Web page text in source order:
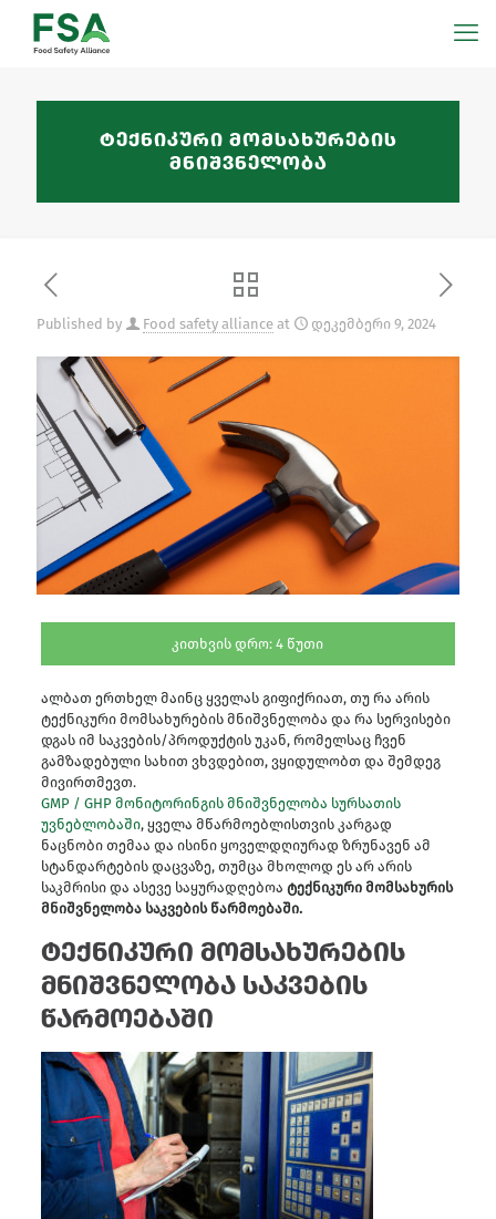
ტექნიკური მომსახურების
მნიშვნელობა
Published by Food safety alliance at დეკემბერი 9, 2024
კითხვის დრო:4 წუთი
ალბათ ერთხელ მაინც ყველას გიფიქრიათ, თუ რა არის
ტექნიკური მომსახურების მნიშვნელობა და რა სერვისები
დგას იმ საკვების/პროდუქტის უკან, რომელსაც ჩვენ
გამზადებული სახით ვხვდებით, ვყიდულობთ და შემდეგ
მივირთმევთ.
GMP / GHP მონიტორინგის მნიშვნელობა სურსათის
უვნებლობაში, ყველა მწარმოებლისთვის კარგად
ნაცნობი თემაა და ისინი ყოველდღიურად ზრუნავენ ამ
სტანდარტების დაცვაზე, თუმცა მხოლოდ ეს არ არის
საკმრისი და ასევე საყურადღებოა ტექნიკური მომსახურის
მნიშვნელობა საკვების წარმოებაში.
ტექნიკური მომსახურების
მნიშვნელობა საკვების
წარმოებაში